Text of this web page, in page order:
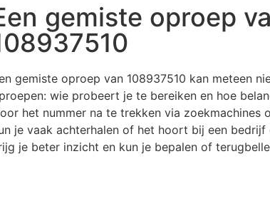
gemiste oproep
gemiste oproep van 108937510 kan meteen
wie probeert je te bereiken en hoe
het nummer na te trekken via zoekmachines
je vaak achterhalen of het hoort bij een
je beter inzicht en kun je bepalen of